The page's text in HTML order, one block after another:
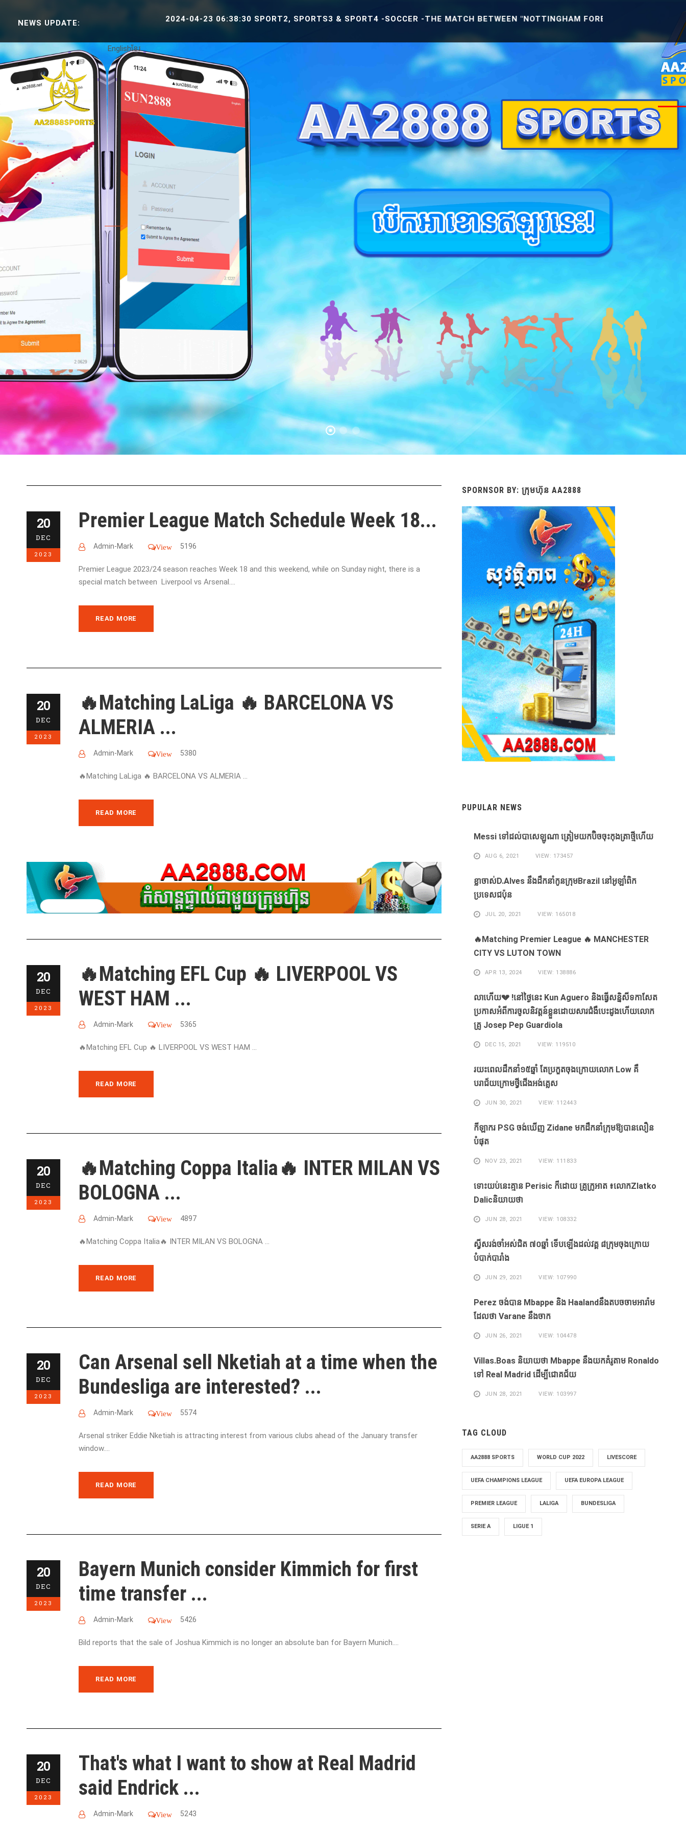
NEWS UPDATE: 2024-04-23 06:38:30 SPORT2, SPORTS3 & SPORT4 -SOCCER -THE MATCH BETWEEN "NOTTINGHAM FOREST U21 -VS- READING U21"
Englishខ្មែរ
20
DEC
2023
Premier League Match Schedule Week 18...
Admin-Mark View 5196
Premier League 2023/24 season reaches Week 18 and this weekend, while on Sunday night, there is a
special match between Liverpool vs Arsenal....
READ MORE
20
DEC
2023
🔥Matching LaLiga 🔥 BARCELONA VS
ALMERIA ...
Admin-Mark View 5380
🔥Matching LaLiga 🔥 BARCELONA VS ALMERIA ...
READ MORE
20
DEC
2023
🔥Matching EFL Cup 🔥 LIVERPOOL VS
WEST HAM ...
Admin-Mark View 5365
🔥Matching EFL Cup 🔥 LIVERPOOL VS WEST HAM ...
READ MORE
20
DEC
2023
🔥Matching Coppa Italia🔥 INTER MILAN VS
BOLOGNA ...
Admin-Mark View 4897
🔥Matching Coppa Italia🔥 INTER MILAN VS BOLOGNA ...
READ MORE
20
DEC
2023
Can Arsenal sell Nketiah at a time when the
Bundesliga are interested? ...
Admin-Mark View 5574
Arsenal striker Eddie Nketiah is attracting interest from various clubs ahead of the January transfer
window....
READ MORE
20
DEC
2023
Bayern Munich consider Kimmich for first
time transfer ...
Admin-Mark View 5426
Bild reports that the sale of Joshua Kimmich is no longer an absolute ban for Bayern Munich....
READ MORE
20
DEC
2023
That's what I want to show at Real Madrid
said Endrick ...
Admin-Mark View 5243
SPORNSOR BY: ក្រុមហ៊ុន AA2888
PUPULAR NEWS
Messi ​ទៅ​ដល់​បាសេឡូណា ​ត្រៀម​យក​ប៊ិច​ចុះ​កុងត្រា​ថ្មី​ហើយ​
AUG 6, 2021 VIEW: 173457
ខ្លា​ចាស់D.Alves ​នឹង​ដឹក​នាំ​កូន​ក្រុម​Brazil ​នៅ​អូឡាំពិក​
ប្រទេស​ជប៉ុន​
JUL 20, 2021 VIEW: 165018
🔥Matching Premier League 🔥 MANCHESTER
CITY VS LUTON TOWN
APR 13, 2024 VIEW: 138886
លាហេីយ💔 !នៅថ្ងៃនេះ Kun Aguero និងធ្វេីសន្និសីទកាសែត
ប្រកាសអំពីការចូលនិវត្តន៍ខ្លួនដោយសារ​ជំងឺ​បេះដូងហេីយលោក
គ្រូ Josep Pep Guardiola
DEC 15, 2021 VIEW: 119510
រយះពេលដឹកនាំ១៥​ឆ្នាំ ​តែ​ប្រកួត​ចុង​ក្រោយ​លោក Low ​គឺ​
បរាជ័យ​ក្រោម​ថ្វី​ជើង​អង់គ្លេស​
JUN 30, 2021 VIEW: 112443
កីឡាករ PSG ​ចង់​ឃើញ​ Zidane ​មក​ដឹក​នាំ​ក្រុម​ឱ្យ​បាន​លឿន​
បំផុត​
NOV 23, 2021 VIEW: 111833
ទោះ​យប់​នេះ​គ្មាន Perisic ក៏​ដោយ​ គ្រូ​ក្រូអាត ៖​លោកZlatko
Dalicនិយាយថា
JUN 28, 2021 VIEW: 108332
ស្វីសរង់​ចាំ​អស់​ជិត ៧០ឆ្នាំ ទើប​ឡើង​ដល់​វគ្គ​ ៨ក្រុម​ចុង​ក្រោយ​
បំបាក់បារាំង
JUN 29, 2021 VIEW: 107990
Perez ចង់​បាន​ Mbappe និង​ Haaland​នឹង​​តបចចាមអារ៉ាម​
ដែល​ថា Varane នឹង​ចាក
JUN 26, 2021 VIEW: 104478
Villas.Boas និយាយ​ថា Mbappe ​នឹង​យក​គំរូ​តាម Ronaldo
​ទៅ Real Madrid ​ដើម្បី​ជោគជ័យ​
JUN 28, 2021 VIEW: 103997
TAG CLOUD
AA2888 SPORTS WORLD CUP 2022 LIVESCORE
UEFA CHAMPIONS LEAGUE UEFA EUROPA LEAGUE
PREMIER LEAGUE LALIGA BUNDESLIGA
SERIE A LIGUE 1